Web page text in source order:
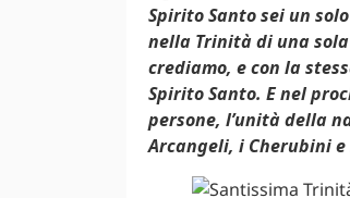
Spirito Santo sei un
nella Trinità di una
crediamo, e con la
Spirito Santo. E nel
persone, l’unità della
Arcangeli, i Cherubini